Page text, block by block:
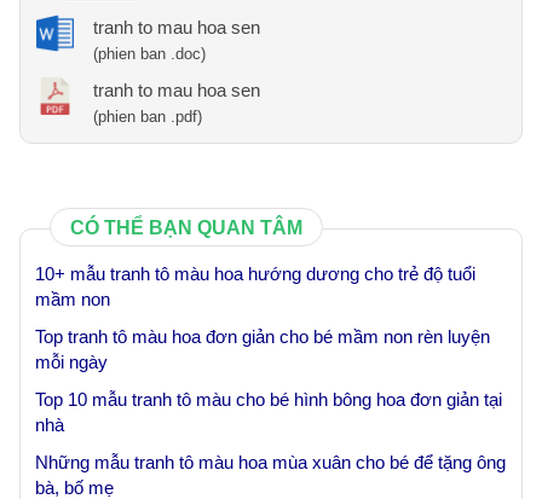
tranh to mau hoa sen
(phien ban .doc)
tranh to mau hoa sen
(phien ban .pdf)
CÓ THỂ BẠN QUAN TÂM
10+ mẫu tranh tô màu hoa hướng dương cho trẻ độ tuổi
mầm non
Top tranh tô màu hoa đơn giản cho bé mầm non rèn luyện
mỗi ngày
Top 10 mẫu tranh tô màu cho bé hình bông hoa đơn giản tại
nhà
Những mẫu tranh tô màu hoa mùa xuân cho bé để tặng ông
bà, bố mẹ